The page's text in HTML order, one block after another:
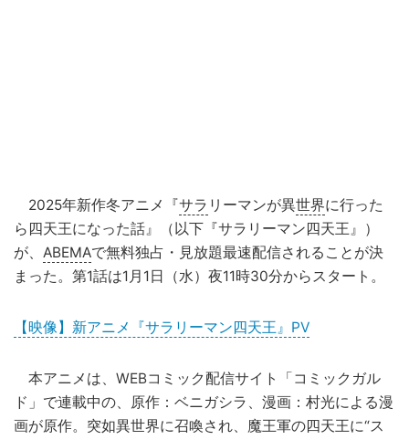
2025年新作冬アニメ『サラ リーマンが異世界に行った
ら四天王になった話』（以下『サラリーマン四天王』）
が、 ABEMAで無料独占・見放題最速配信されることが決
まった。第1話は1月1日（水）夜11時30分からスタート。
【映像】新アニメ『サラリーマン四天王』PV
本アニメは、WEBコミック配信サイト「コミックガル
ド」で連載中の、原作：ベニガシラ、漫画：村光による漫
画が原作。突如異世界に召喚され、魔王軍の四天王に“ス